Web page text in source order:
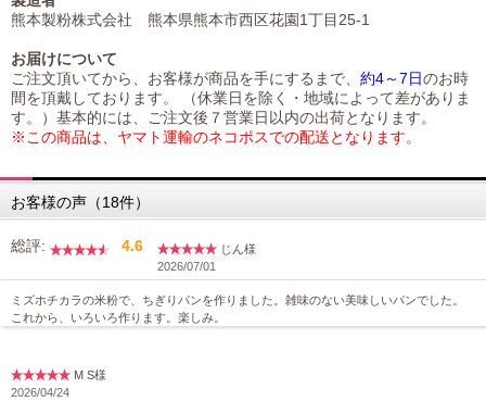
熊本製粉株式会社 熊本県熊本市西区花園1丁目25-1
お届けについて
ご注文頂いてから、お客様が商品を手にするまで、 約4～7日のお時
間を頂戴しております。 （休業日を除く・地域によって差がありま
す。）基本的には、ご注文後７営業日以内の出荷となります。
※この商品は、ヤマト運輸のネコポスでの配送となります。
お客様の声（18件）
総評: 4.6
じん様
2026/07/01
ミズホチカラの米粉で、ちぎりパンを作りました。雑味のない美味しいパンでした。
これから、いろいろ作ります。楽しみ。
M S様
2026/04/24